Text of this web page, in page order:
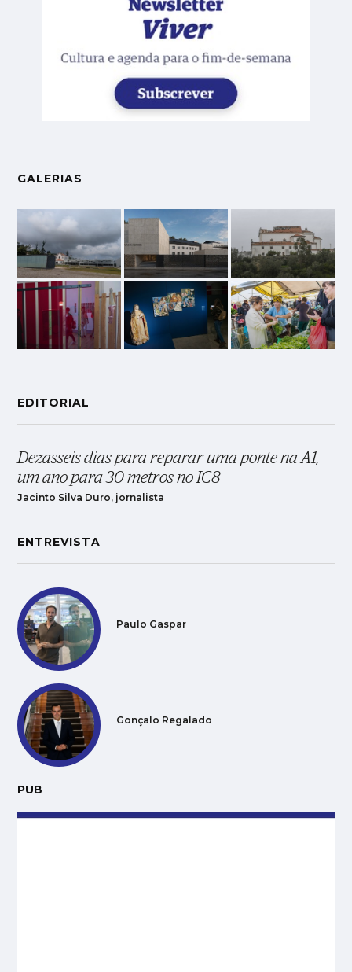
GALERIAS
EDITORIAL
Dezasseis dias para reparar uma ponte na A1,
um ano para 30 metros no IC8
Jacinto Silva Duro, jornalista
ENTREVISTA
Paulo Gaspar
Gonçalo Regalado
PUB